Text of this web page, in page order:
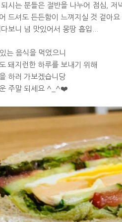
시는 분들은 절반을 나누어 점심, 저
드셔도 든든함이 느껴지실 것 겉아요
보니 넘 맛있어서 몽땅 흡입...
는 음식을 먹었으니
돼지런한 하루를 보내기 위해
하러 가보겠습니당
주말 되세요 ^_^❤️